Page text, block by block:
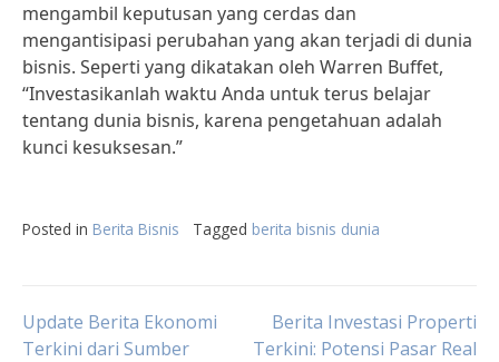
mengambil keputusan yang cerdas dan
mengantisipasi perubahan yang akan terjadi di dunia
bisnis. Seperti yang dikatakan oleh Warren Buffet,
“Investasikanlah waktu Anda untuk terus belajar
tentang dunia bisnis, karena pengetahuan adalah
kunci kesuksesan.”
Posted in Berita Bisnis Tagged berita bisnis dunia
Post
Update Berita Ekonomi
Terkini dari Sumber
Berita Investasi Properti
Terkini: Potensi Pasar Real